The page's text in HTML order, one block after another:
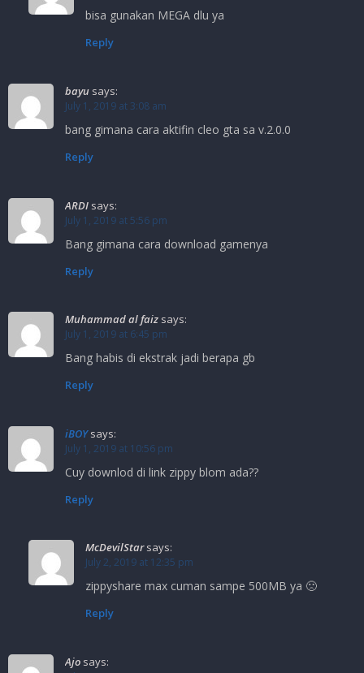
bisa gunakan MEGA dlu ya
Reply
bayu says:
July 1, 2019 at 3:08 am
bang gimana cara aktifin cleo gta sa v.2.0.0
Reply
ARDI says:
July 1, 2019 at 5:56 pm
Bang gimana cara download gamenya
Reply
Muhammad al faiz says:
July 1, 2019 at 6:45 pm
Bang habis di ekstrak jadi berapa gb
Reply
iBOY says:
July 1, 2019 at 10:56 pm
Cuy downlod di link zippy blom ada??
Reply
McDevilStar says:
July 2, 2019 at 12:35 pm
zippyshare max cuman sampe 500MB ya 🙁
Reply
Ajo says: